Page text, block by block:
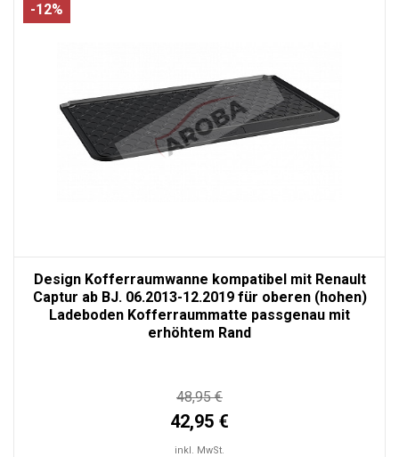
-12%
Design Kofferraumwanne kompatibel mit Renault
Captur ab BJ. 06.2013-12.2019 für oberen (hohen)
Ladeboden Kofferraummatte passgenau mit
erhöhtem Rand
48,95 €
42,95 €
inkl. MwSt.